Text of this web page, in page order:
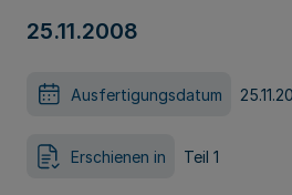
25.11.2008
Ausfertigungsdatum
Erschienen in Teil 1